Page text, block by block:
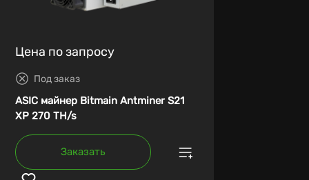
Цена по запросу
Под заказ
ASIC майнер Bitmain Antminer S21
XP 270 TH/s
Заказать